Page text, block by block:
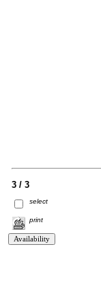
3 / 3
select
print